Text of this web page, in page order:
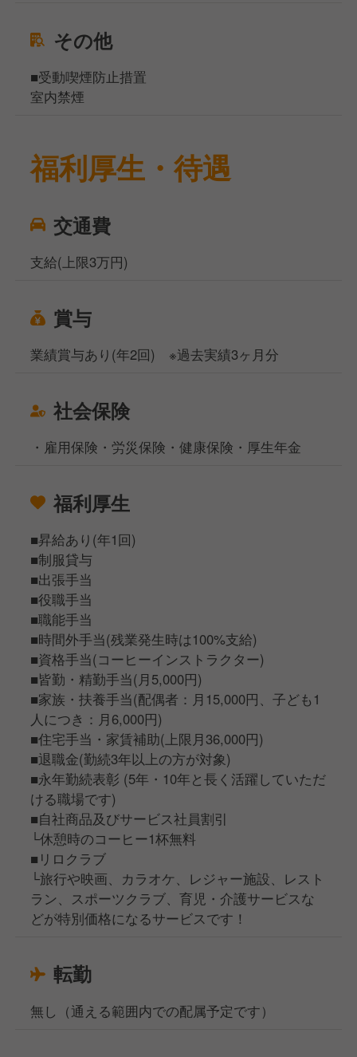
その他
■受動喫煙防止措置
室内禁煙
福利厚生・待遇
交通費
支給(上限3万円)
賞与
業績賞与あり(年2回) ※過去実績3ヶ月分
社会保険
・雇用保険・労災保険・健康保険・厚生年金
福利厚生
■昇給あり(年1回)
■制服貸与
■出張手当
■役職手当
■職能手当
■時間外手当(残業発生時は100%支給)
■資格手当(コーヒーインストラクター)
■皆勤・精勤手当(月5,000円)
■家族・扶養手当(配偶者：月15,000円、子ども1
人につき：月6,000円)
■住宅手当・家賃補助(上限月36,000円)
■退職金(勤続3年以上の方が対象)
■永年勤続表彰 (5年・10年と長く活躍していただ
ける職場です)
■自社商品及びサービス社員割引
└休憩時のコーヒー1杯無料
■リロクラブ
└旅行や映画、カラオケ、レジャー施設、レスト
ラン、スポーツクラブ、育児・介護サービスな
どが特別価格になるサービスです！
転勤
無し（通える範囲内での配属予定です）